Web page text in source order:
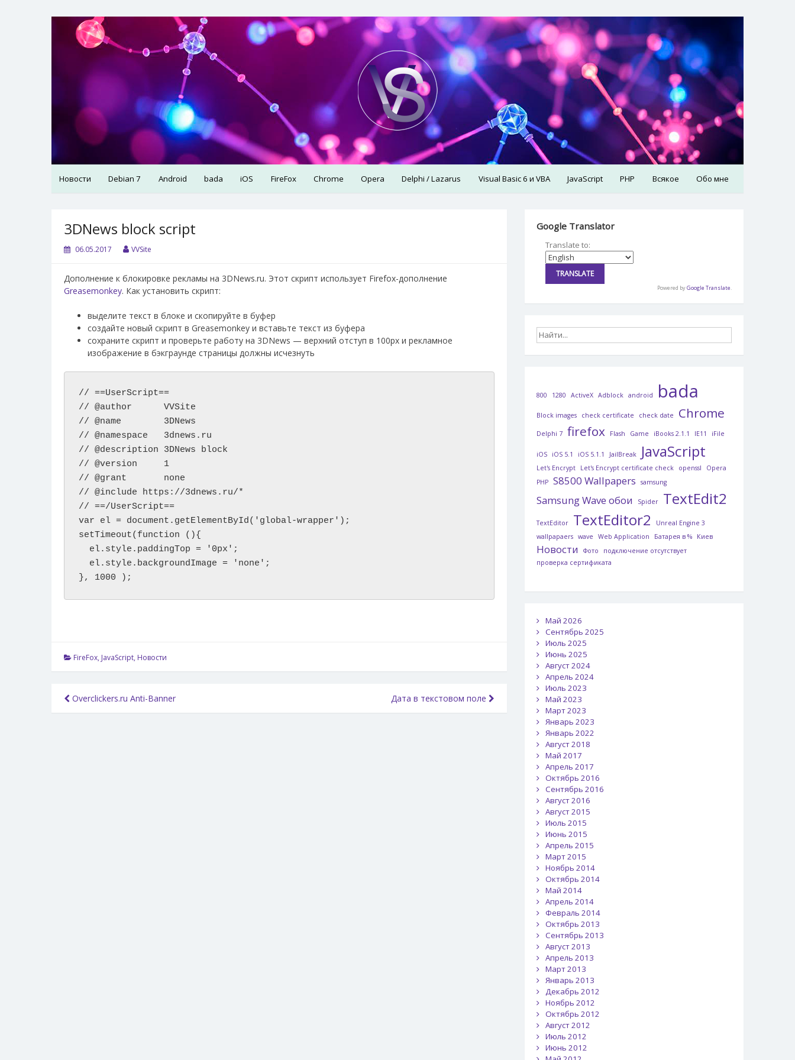
VVSite
Кое-что обо мне и о технологиях, которые я использую.
Новости Debian 7 Android bada iOS FireFox Chrome Opera Delphi / Lazarus Visual Basic 6 и VBA JavaScript PHP Всякое Обо мне
3DNews block script
06.05.2017 VVSite
Дополнение к блокировке рекламы на 3DNews.ru. Этот скрипт использует Firefox-дополнение
Greasemonkey. Как установить скрипт:
выделите текст в блоке и скопируйте в буфер
создайте новый скрипт в Greasemonkey и вставьте текст из буфера
сохраните скрипт и проверьте работу на 3DNews — верхний отступ в 100px и рекламное
изображение в бэкграунде страницы должны исчезнуть
// ==UserScript==
// @author      VVSite
// @name        3DNews
// @namespace   3dnews.ru
// @description 3DNews block
// @version     1
// @grant       none
// @include https://3dnews.ru/*
// ==/UserScript==
var el = document.getElementById('global-wrapper');
setTimeout(function (){
  el.style.paddingTop = '0px';
  el.style.backgroundImage = 'none';
}, 1000 );
FireFox, JavaScript, Новости
Навигация
по
Overclickers.ru Anti-Banner Дата в текстовом поле
Google Translator
Translate to:
Powered byGoogle Translate.
800 1280 ActiveX Adblock android bada
Block images check certificate check date Chrome
Delphi 7 firefox Flash Game iBooks 2.1.1 IE11 iFile
iOS iOS 5.1 iOS 5.1.1 JailBreak JavaScript
Let's Encrypt Let's Encrypt certificate check openssl
Opera
PHP S8500 Wallpapers samsung
Samsung Wave обои Spider TextEdit2
TextEditor TextEditor2
Unreal Engine 3
wallpapaers wave Web Application Батарея в % Киев
Новости Фото
подключение отсутствует
проверка сертификата
Май 2026
Сентябрь 2025
Июль 2025
Июнь 2025
Август 2024
Апрель 2024
Июль 2023
Май 2023
Март 2023
Январь 2023
Январь 2022
Август 2018
Май 2017
Апрель 2017
Октябрь 2016
Сентябрь 2016
Август 2016
Август 2015
Июль 2015
Июнь 2015
Апрель 2015
Март 2015
Ноябрь 2014
Октябрь 2014
Май 2014
Апрель 2014
Февраль 2014
Октябрь 2013
Сентябрь 2013
Август 2013
Апрель 2013
Март 2013
Январь 2013
Декабрь 2012
Ноябрь 2012
Октябрь 2012
Август 2012
Июль 2012
Июнь 2012